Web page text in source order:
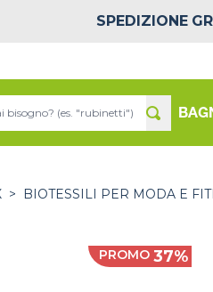
SPEDIZIONE
> BIOTESSILI PER MODA E
PROMO 37%